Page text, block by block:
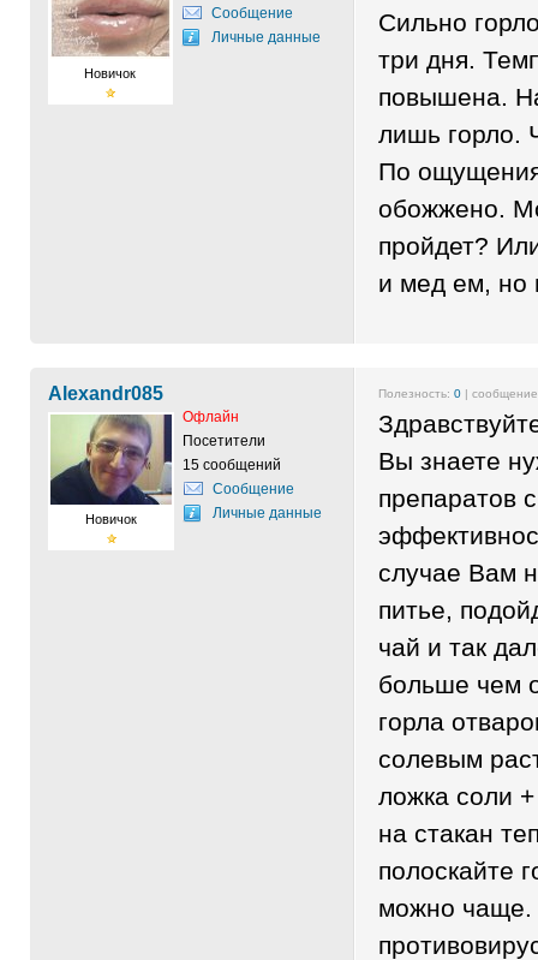
Новичок
Сообщение
Личные данные
Сильно
три дня.
повышена.
лишь горло.
По
обожжено.
пройдет?
и мед ем, но
Alexandr085
Новичок
Офлайн
Посетители
15 сообщений
Сообщение
Личные данные
Полезность: 0 |
Вы знаете
препаратов
случае Вам
питье,
чай и так
больше чем
горла
солевым
ложка соли
на стакан
полоскайте
можно чаще.